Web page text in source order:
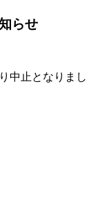
らせ
中止となりまし